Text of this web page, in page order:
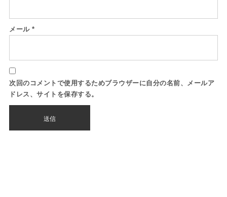
メール*
次回のコメントで使用するためブラウザーに自分の名前、メールア
ドレス、サイトを保存する。